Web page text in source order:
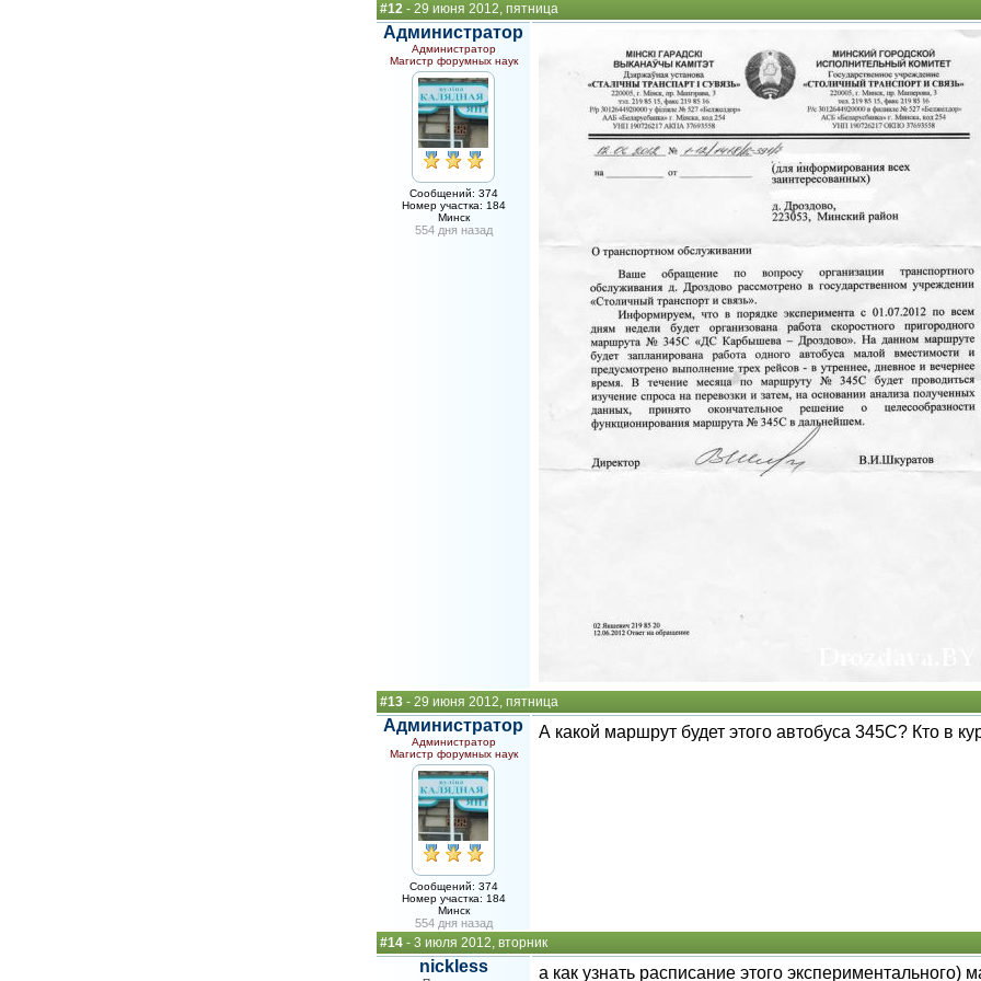
#12 - 29 июня 2012, пятница
Администратор
Администратор
Магистр форумных наук
Сообщений: 374
Номер участка: 184
Минск
554 дня назад
#13 - 29 июня 2012, пятница
Администратор
Администратор
Магистр форумных наук
Сообщений: 374
Номер участка: 184
Минск
554 дня назад
А какой маршрут будет этого автобуса 345C? Кто в
#14 - 3 июля 2012, вторник
nickless а как узнать расписание этого экспериментального)